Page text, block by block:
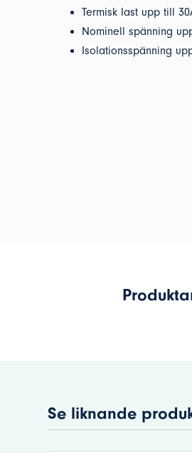
Termisk last upp till
Nominell spänning
Isolationsspänning
Se liknande